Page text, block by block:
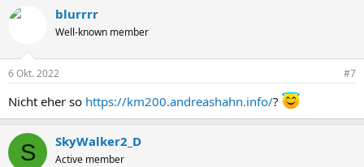
blurrrr
Well-known member
6 Okt. 2022 #7
Nicht eher so https://km200.andreashahn.info/?
S SkyWalker2_D
Active member